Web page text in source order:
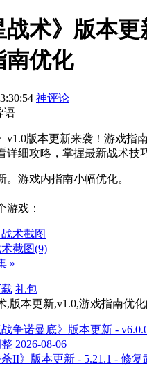
战术》版本
南优化
神评论
语
v1.0版本更新来袭！游戏指
详细攻略，掌握最新战术技
。游戏内指南小幅优化。
游戏：
截图(9)
»
礼包
,版本更新,v1.0,游戏指南优化
战争诺曼底》版本更新 -
2026-08-06
杀II》版本更新 - 5.21.1 - 修